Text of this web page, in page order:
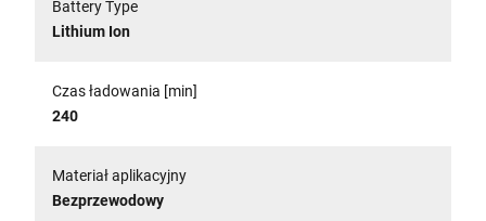
Battery Type
Lithium Ion
Czas ładowania [min]
240
Materiał aplikacyjny
Bezprzewodowy